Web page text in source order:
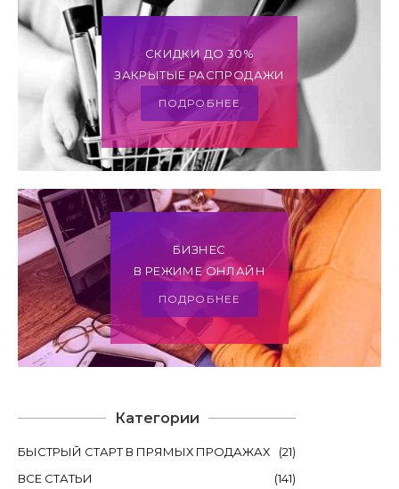
Категории
БЫСТРЫЙ СТАРТ В ПРЯМЫХ ПРОДАЖАХ (21)
ВСЕ СТАТЬИ
(141)
СКИДКИ ДО 30%
ЗАКРЫТЫЕ РАСПРОДАЖИ
ПОДРОБНЕЕ
БИЗНЕС
В РЕЖИМЕ ОНЛАЙН
ПОДРОБНЕЕ